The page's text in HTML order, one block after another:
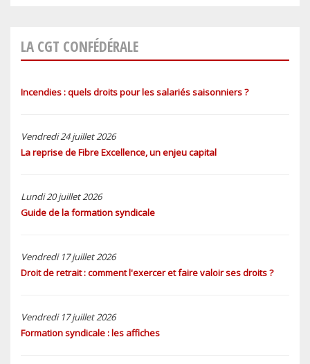
LA CGT CONFÉDÉRALE
Incendies : quels droits pour les salariés saisonniers ?
Vendredi 24 juillet 2026
La reprise de Fibre Excellence, un enjeu capital
Lundi 20 juillet 2026
Guide de la formation syndicale
Vendredi 17 juillet 2026
Droit de retrait : comment l'exercer et faire valoir ses droits ?
Vendredi 17 juillet 2026
Formation syndicale : les affiches